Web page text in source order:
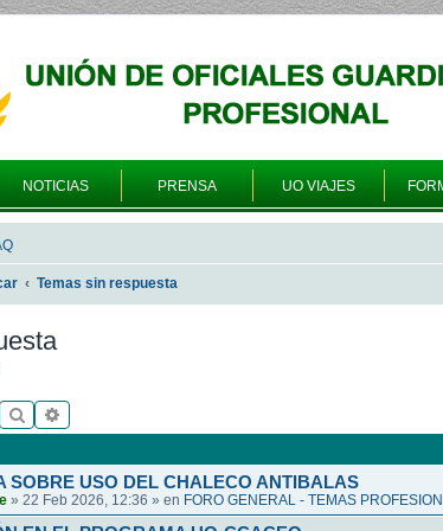
NOTICIAS PRENSA UO VIAJES
Temas sin respuesta
Buscar
SOBRE USO DEL CHALECO ANTIBALAS
» 22 Feb 2026, 12:36 » en FORO GENERAL - TEMAS